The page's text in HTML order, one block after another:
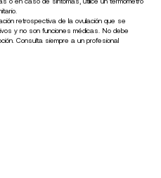
retrospectiva de la ovulación que se
y no son funciones médicas. No debe
Consulta siempre a un profesional